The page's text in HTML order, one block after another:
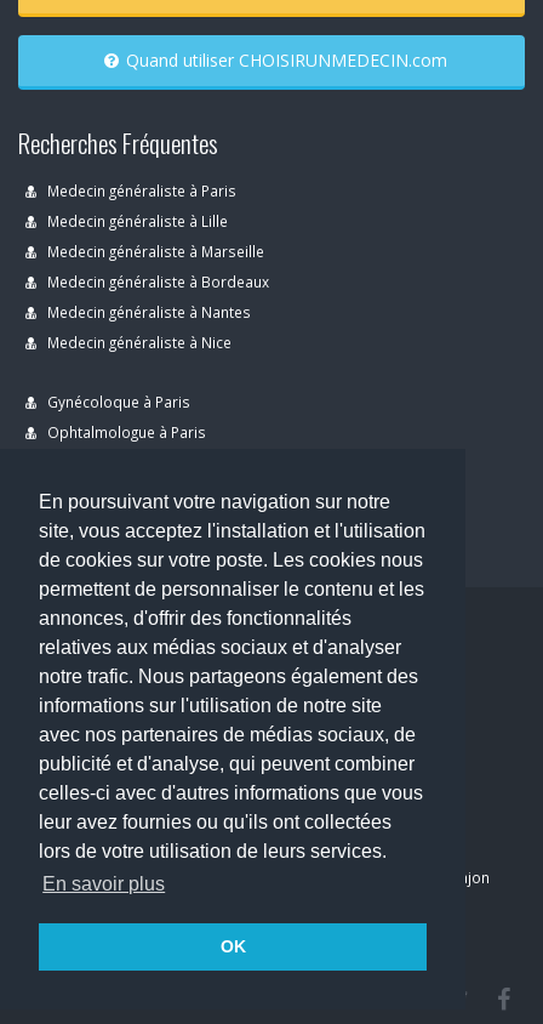
En poursuivant votre navigation sur notre
site, vous acceptez l'installation et l'utilisation
de cookies sur votre poste. Les cookies nous
permettent de personnaliser le contenu et les
annonces, d'offrir des fonctionnalités
relatives aux médias sociaux et d'analyser
notre trafic. Nous partageons également des
informations sur l'utilisation de notre site
avec nos partenaires de médias sociaux, de
publicité et d'analyse, qui peuvent combiner
celles-ci avec d'autres informations que vous
leur avez fournies ou qu'ils ont collectées
lors de votre utilisation de leurs services.
En savoir plus
OK
Quand utiliser CHOISIRUNMEDECIN.com
Recherches Fréquentes
Medecin généraliste à Paris
Medecin généraliste à Lille
Medecin généraliste à Marseille
Medecin généraliste à Bordeaux
Medecin généraliste à Nantes
Medecin généraliste à Nice
Gynécoloque à Paris
Ophtalmologue à Paris
Dentiste à Paris
Copyright © 2026 . All Rights Reserved.
choisirunmedecin@gmail.com
Nous contacter
Accueil
Blog
Mon compte
Dernier avis : PASCAL DELCAMPE, Chirurgien maxillo-faciale à Arpajon